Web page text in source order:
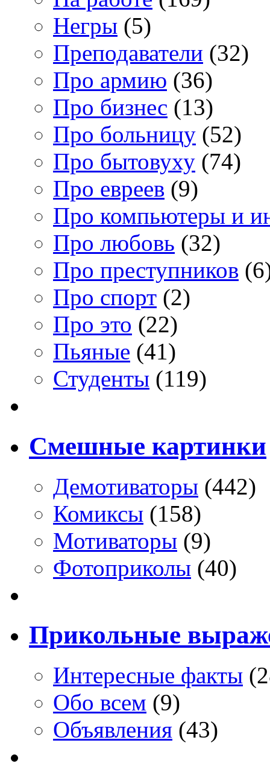
Негры (5)
Преподаватели (32)
Про армию (36)
Про бизнес (13)
Про больницу (52)
Про бытовуху (74)
Про евреев (9)
Про компьютеры и
Про любовь (32)
Про преступников
Про спорт (2)
Про это (22)
Пьяные (41)
Студенты (119)
Смешные картинки
Демотиваторы (442)
Комиксы (158)
Мотиваторы (9)
Фотоприколы (40)
Прикольные
Интересные факты
Обо всем (9)
Объявления (43)